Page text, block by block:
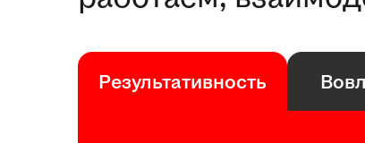
Результативность